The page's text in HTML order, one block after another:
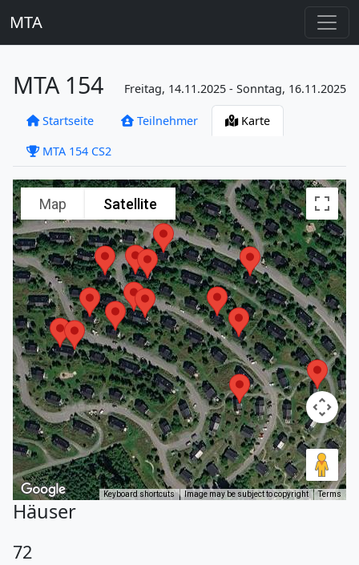
MTA
MTA 154 Freitag, 14.11.2025 - Sonntag, 16.11.2025
Startseite Teilnehmer
Karte
MTA 154 CS2
Map Satellite
Keyboard shortcuts Image may be subject to copyright Terms
Häuser
72